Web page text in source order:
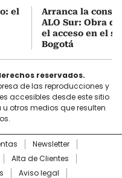
el
Arranca la
ALO Sur: Obra
el acceso en el
Bogotá
reservados.
de las reproducciones y
accesibles desde este sitio
otros medios que resulten
Newsletter
Alta de Clientes
Aviso legal